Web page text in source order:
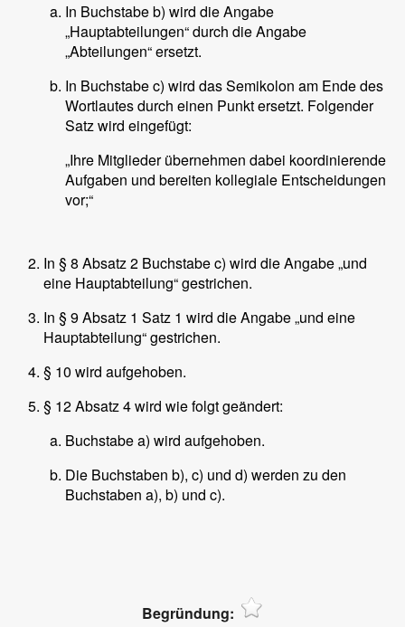
In Buchstabe b) wird die Angabe
„Hauptabteilungen“ durch die Angabe
„Abteilungen“ ersetzt.
In Buchstabe c) wird das Semikolon am Ende des
Wortlautes durch einen Punkt ersetzt. Folgender
Satz wird eingefügt:
„Ihre Mitglieder übernehmen dabei koordinierende
Aufgaben und bereiten kollegiale Entscheidungen
vor;“
In § 8 Absatz 2 Buchstabe c) wird die Angabe „und
eine Hauptabteilung“ gestrichen.
In § 9 Absatz 1 Satz 1 wird die Angabe „und eine
Hauptabteilung“ gestrichen.
§ 10 wird aufgehoben.
§ 12 Absatz 4 wird wie folgt geändert:
Buchstabe a) wird aufgehoben.
Die Buchstaben b), c) und d) werden zu den
Buchstaben a), b) und c).
Begründung: